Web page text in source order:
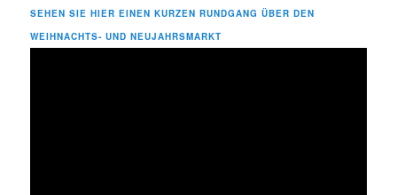
SEHEN SIE HIER EINEN KURZEN RUNDGANG ÜBER DEN
WEIHNACHTS- UND NEUJAHRSMARKT